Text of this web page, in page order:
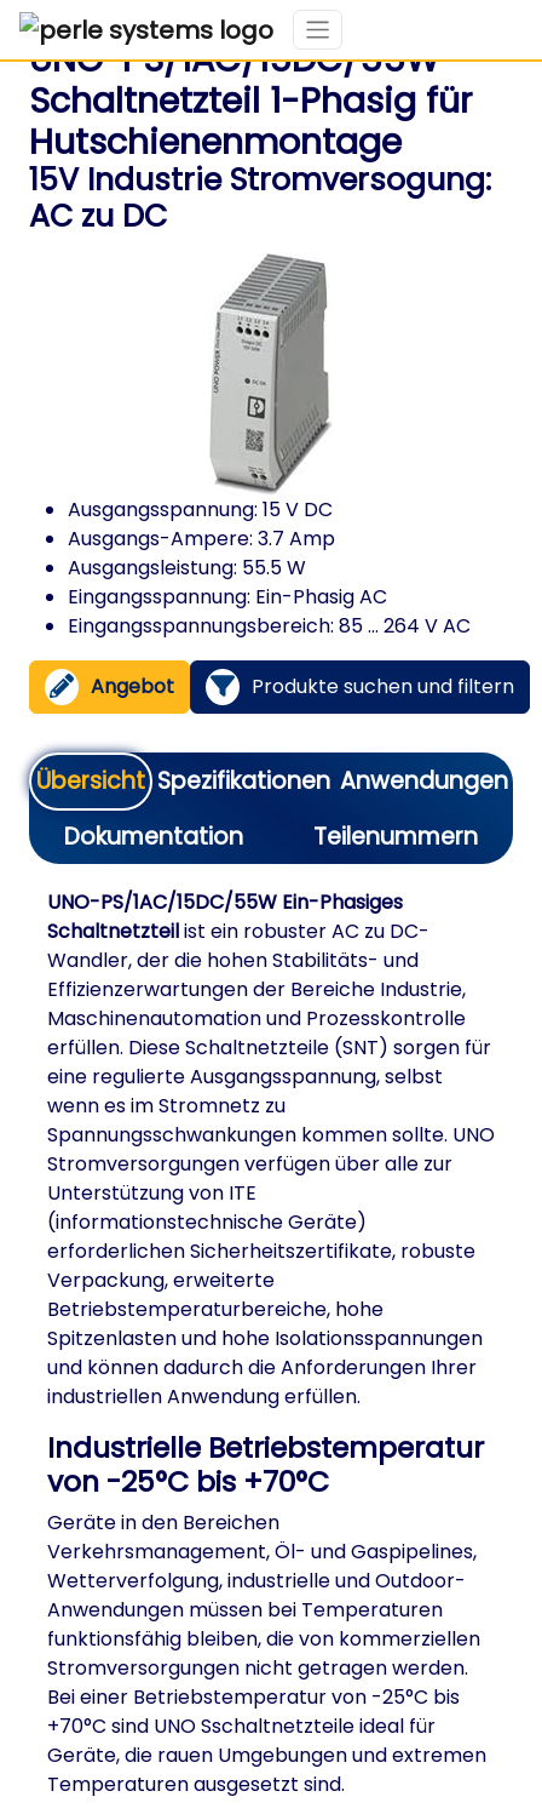
UNO-PS/1AC/15DC/55W
Schaltnetzteil 1-Phasig für
Hutschienenmontage
15V Industrie Stromversogung:
AC zu DC
Ausgangsspannung: 15 V DC
Ausgangs-Ampere: 3.7 Amp
Ausgangsleistung: 55.5 W
Eingangsspannung: Ein-Phasig AC
Eingangsspannungsbereich: 85 ... 264 V AC
Angebot Produkte suchen und filtern
Übersicht Spezifikationen Anwendungen
Dokumentation
Teilenummern
UNO-PS/1AC/15DC/55W Ein-Phasiges
Schaltnetzteilist ein robuster AC zu DC-
Wandler, der die hohen Stabilitäts- und
Effizienzerwartungen der Bereiche Industrie,
Maschinenautomation und Prozesskontrolle
erfüllen. Diese Schaltnetzteile (SNT) sorgen für
eine regulierte Ausgangsspannung, selbst
wenn es im Stromnetz zu
Spannungsschwankungen kommen sollte. UNO
Stromversorgungen verfügen über alle zur
Unterstützung von ITE
(informationstechnische Geräte)
erforderlichen Sicherheitszertifikate, robuste
Verpackung, erweiterte
Betriebstemperaturbereiche, hohe
Spitzenlasten und hohe Isolationsspannungen
und können dadurch die Anforderungen Ihrer
industriellen Anwendung erfüllen.
Industrielle Betriebstemperatur
von -25°C bis +70°C
Geräte in den Bereichen
Verkehrsmanagement, Öl- und Gaspipelines,
Wetterverfolgung, industrielle und Outdoor-
Anwendungen müssen bei Temperaturen
funktionsfähig bleiben, die von kommerziellen
Stromversorgungen nicht getragen werden.
Bei einer Betriebstemperatur von -25°C bis
+70°C sind UNO Sschaltnetzteile ideal für
Geräte, die rauen Umgebungen und extremen
Temperaturen ausgesetzt sind.